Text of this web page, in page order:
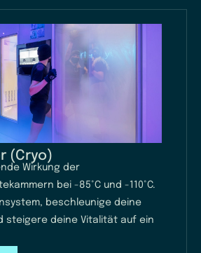
(Cryo)
Wirkung der
bei -85°C und -110°C.
beschleunige deine
steigere deine Vitalität auf ein